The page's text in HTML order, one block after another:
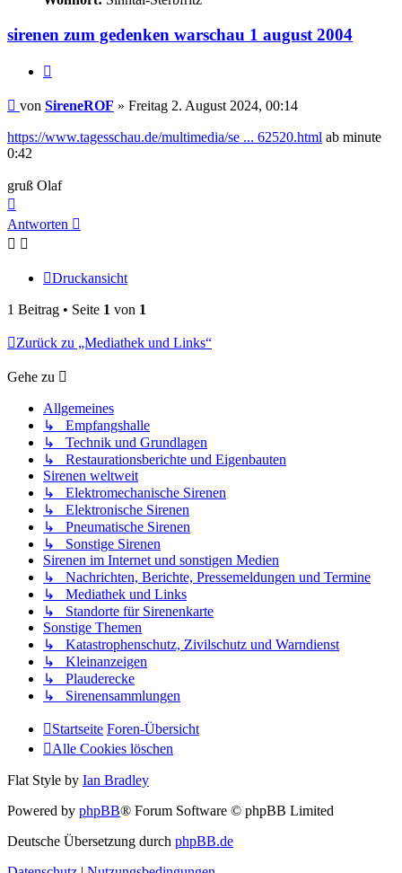
sirenen zum gedenken warschau 1 august 2004
Beitrag
von SireneROF » Freitag 2. August 2024, 00:14
https://www.tagesschau.de/multimedia/se ... 62520.html ab minute
0:42
gruß Olaf
oben
Antworten
Druckansicht
1 Beitrag • Seite 1 von 1
Zurück zu „Mediathek und Links“
Gehe zu
Allgemeines
↳ Empfangshalle
↳ Technik und Grundlagen
↳ Restaurationsberichte und Eigenbauten
Sirenen weltweit
↳ Elektromechanische Sirenen
↳ Elektronische Sirenen
↳ Pneumatische Sirenen
↳ Sonstige Sirenen
Sirenen im Internet und sonstigen Medien
↳ Nachrichten, Berichte, Pressemeldungen und Termine
↳ Mediathek und Links
↳ Standorte für Sirenenkarte
Sonstige Themen
↳ Katastrophenschutz, Zivilschutz und Warndienst
↳ Kleinanzeigen
↳ Plauderecke
↳ Sirenensammlungen
Startseite Foren-Übersicht
Alle Cookies löschen
Flat Style by Ian Bradley
Powered by phpBB® Forum Software © phpBB Limited
Deutsche Übersetzung durch phpBB.de